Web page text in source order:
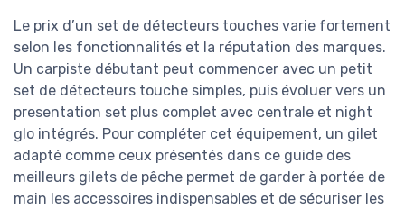
Le prix d’un set de détecteurs touches varie fortement
selon les fonctionnalités et la réputation des marques.
Un carpiste débutant peut commencer avec un petit
set de détecteurs touche simples, puis évoluer vers un
presentation set plus complet avec centrale et night
glo intégrés. Pour compléter cet équipement, un gilet
adapté comme ceux présentés dans ce guide des
meilleurs gilets de pêche permet de garder à portée de
main les accessoires indispensables et de sécuriser les